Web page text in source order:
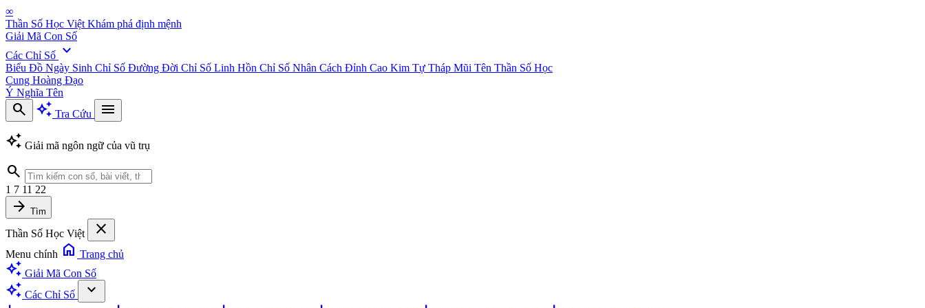
∞
Thần Số Học Việt Khám phá định mệnh
Giải Mã Con Số
Các Chỉ Số expand_more
Biểu Đồ Ngày Sinh Chỉ Số Đường Đời Chỉ Số Linh Hồn Chỉ Số Nhân Cách Đỉnh Cao Kim Tự Tháp Mũi Tên Thần Số Học
Cung Hoàng Đạo
Ý Nghĩa Tên
search auto_awesome Tra Cứu
menu
auto_awesome Giải mã ngôn ngữ của vũ trụ
search
1 7 11 22
arrow_forward Tìm
Thần Số Học Việt close
Menu chính home Trang chủ
auto_awesome Giải Mã Con Số
auto_awesome Các Chỉ Số
expand_more